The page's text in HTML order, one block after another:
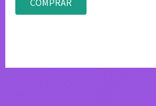
4.83
de 5
COMPRAR